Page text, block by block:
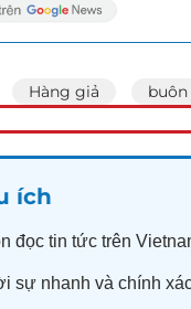
Hàng giả buôn
ích
đọc tin tức trên
sự nhanh và chính